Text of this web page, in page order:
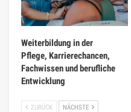
Weiterbildung in der
Pflege, Karrierechancen,
Fachwissen und berufliche
Entwicklung
ZURÜCK NÄCHSTE